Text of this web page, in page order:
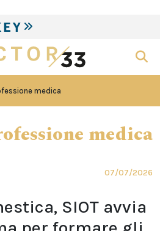
medica
medica
07/07/2026
SIOT avvia